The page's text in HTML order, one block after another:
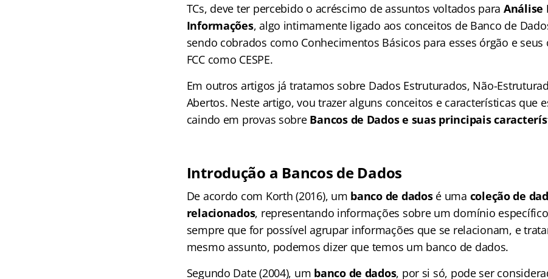
TCs, deve ter percebido o acréscimo de assuntos voltados para Análise
Informações, algo intimamente ligado aos conceitos de Banco de
sendo cobrados como Conhecimentos Básicos para esses órgão e
FCC como CESPE.
Em outros artigos já tratamos sobre Dados Estruturados, Não-
Abertos. Neste artigo, vou trazer alguns conceitos e características que
caindo em provas sobre Bancos de Dados e suas principais
Introdução a Bancos de Dados
De acordo com Korth (2016), um banco de dadosé uma coleção de
relacionados, representando informações sobre um domínio
sempre que for possível agrupar informações que se relacionam, e
mesmo assunto, podemos dizer que temos um banco de dados.
Segundo Date (2004), um banco de dados, por si só, pode ser